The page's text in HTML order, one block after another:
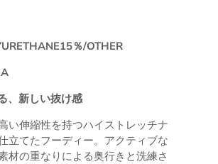
％/OTHER
、新しい抜け感
い伸縮性を持つハイストレッチナ
立てたフーディー。アクティブな
材の重なりによる奥行きと洗練さ